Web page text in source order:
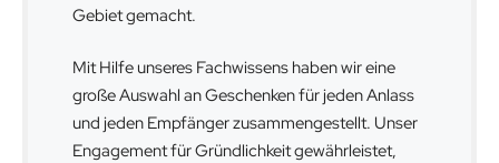
Gebiet gemacht.
Mit Hilfe unseres Fachwissens haben wir eine
große Auswahl an Geschenken für jeden Anlass
und jeden Empfänger zusammengestellt. Unser
Engagement für Gründlichkeit gewährleistet,